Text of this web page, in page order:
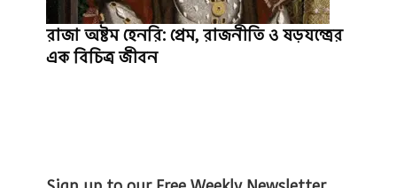
রাজা অষ্টম হেনরি: প্রেম, রাজনীতি ও ষড়যন্ত্রের
এক বিচিত্র জীবন